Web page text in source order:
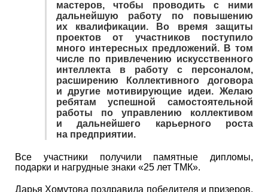
мастеров, чтобы проводить с ними
дальнейшую работу по повышению
их квалификации. Во время защиты
проектов от участников поступило
много интересных предложений. В том
числе по привлечению искусственного
интеллекта в работу с персоналом,
расширению Коллективного договора
и другие мотивирующие идеи. Желаю
ребятам успешной самостоятельной
работы по управлению коллективом
и дальнейшего карьерного роста
на предприятии.
Все участники получили памятные дипломы,
подарки и нагрудные знаки «25 лет ТМК».
Дарья Хомутова поздравила победителя и призеров,